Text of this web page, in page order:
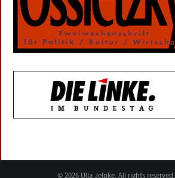
© 2026 Ulla Jelpke. All rights reserved.